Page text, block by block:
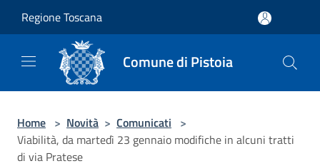
Regione Toscana
Comune di Pistoia
Home > Novità > Comunicati >
Viabilità, da martedì 23 gennaio modifiche in alcuni tratti
di via Pratese